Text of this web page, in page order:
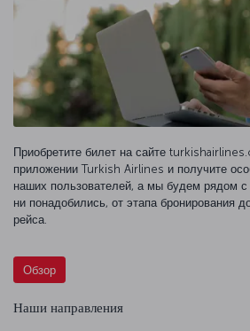
Приобретите билет на сайте
приложении Turkish Airlines и получите
наших пользователей, а мы будем рядом
ни понадобились, от этапа бронирования
рейса.
Обзор
Наши направления